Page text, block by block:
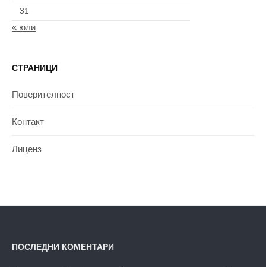
31
« юли
СТРАНИЦИ
Поверителност
Контакт
Лиценз
ПОСЛЕДНИ КОМЕНТАРИ